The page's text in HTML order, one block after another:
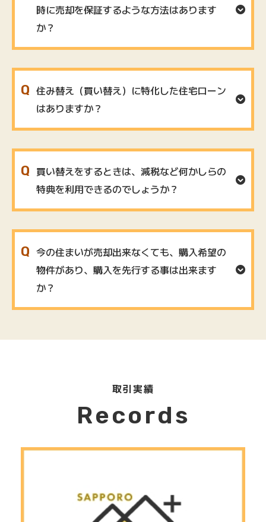
時に売却を保証するような⽅法はあります
か？
住み替え（買い替え）に特化した住宅ローン
はありますか？
買い替えをするときは、減税など何かしらの
特典を利⽤できるのでしょうか？
今の住まいが売却出来なくても、購⼊希望の
物件があり、購⼊を先⾏する事は出来ます
か？
取引実績
Records